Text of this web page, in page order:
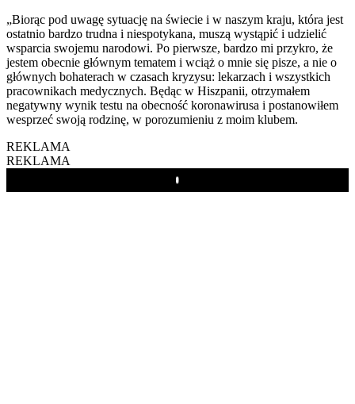
„Biorąc pod uwagę sytuację na świecie i w naszym kraju, która jest
ostatnio bardzo trudna i niespotykana, muszą wystąpić i udzielić
wsparcia swojemu narodowi. Po pierwsze, bardzo mi przykro, że
jestem obecnie głównym tematem i wciąż o mnie się pisze, a nie o
głównych bohaterach w czasach kryzysu: lekarzach i wszystkich
pracownikach medycznych. Będąc w Hiszpanii, otrzymałem
negatywny wynik testu na obecność koronawirusa i postanowiłem
wesprzeć swoją rodzinę, w porozumieniu z moim klubem.
REKLAMA
REKLAMA
Play